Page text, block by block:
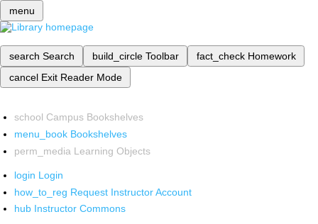
menu
search Search build_circle Toolbar fact_check Homework
cancel Exit Reader Mode
school Campus Bookshelves
menu_book Bookshelves
perm_media Learning Objects
login Login
how_to_reg Request Instructor Account
hub Instructor Commons